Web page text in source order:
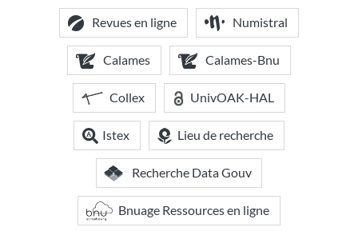
Revues en ligne Numistral
Calames Calames-Bnu
Collex UnivOAK-HAL
Istex Lieu de recherche
Recherche Data Gouv
Bnuage Ressources en ligne